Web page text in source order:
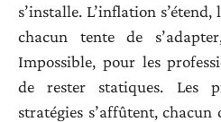
s’installe. L’inflation
chacun tente de
Impossible, pour les
de rester statiques. Les
stratégies s’affûtent,